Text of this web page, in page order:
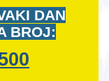
DAN
BROJ: